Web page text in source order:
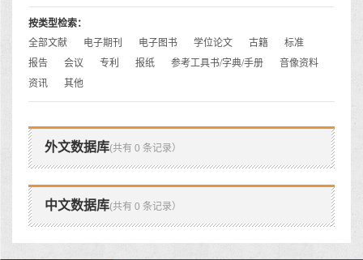
按类型检索：
全部文献
电子期刊 电子图书 学位论文 古籍
标准
报告
会议 专利 报纸 参考工具书/字典/手册
音像资料
资讯
其他
外文数据库(共有 0 条记录）
中文数据库(共有 0 条记录）